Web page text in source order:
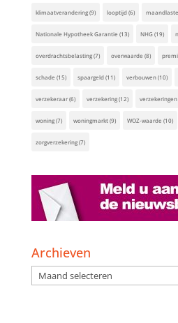
klimaatverandering(9) looptijd(6)
Nationale Hypotheek Garantie (13) NHG(19)
overdrachtsbelasting(7) overwaarde (8)
schade (15) spaargeld(11) verbouwen(10)
verzekeraar(6) verzekering(12) verzekeringen
woning(7) woningmarkt(9) WOZ-waarde (10)
zorgverzekering(7)
Archieven
Archieven